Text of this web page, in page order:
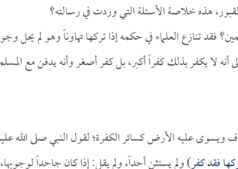
هذه خلاصة الأسئلة التي وردت في رسالته؟
فقد تنازع العلماء في حكمه إذا تركها تهاوناً وهو لم يحل
لا يكفر بذلك كفراً أكبر، بل كفر أصغر وأنه يدفن مع
ويسوى عليه الأرض كسائر الكفرة؛ لقول النبي صلى الله
فقد كفر) ولم يستثن أحداً، ولم يقل: إذا كان جاحداً لوجوبها،